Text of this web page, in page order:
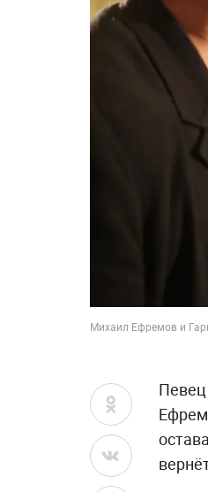
Михаил Ефремов и